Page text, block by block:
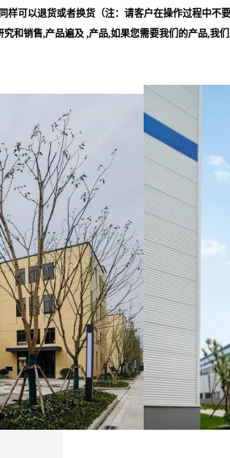
可以退货或者换货（注：请客户在操作过程中不
和销售,产品遍及 ,产品,如果您需要我们的产品,我